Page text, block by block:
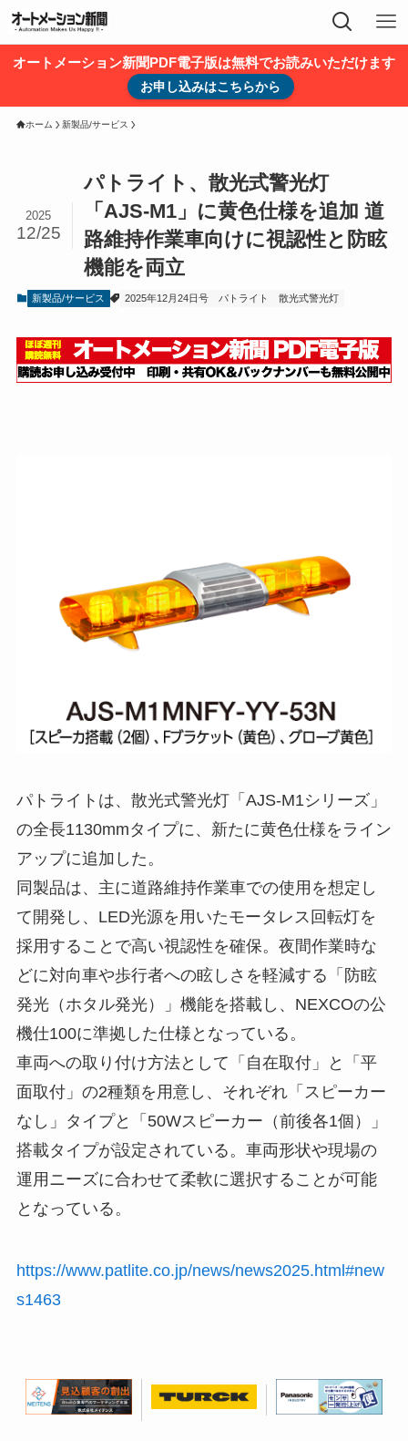
オートメーション新聞PDF電子版は無料でお読みいただけます
お申し込みはこちらから
ホーム 新製品/サービス
パトライト、散光式警光灯
「AJS-M1」に黄色仕様を追加 道
路維持作業車向けに視認性と防眩
機能を両立
2025
12/25
新製品/サービス 2025年12月24日号 パトライト 散光式警光灯
パトライトは、散光式警光灯「AJS-M1シリーズ」
の全長1130mmタイプに、新たに黄色仕様をライン
アップに追加した。
同製品は、主に道路維持作業車での使用を想定し
て開発し、LED光源を用いたモータレス回転灯を
採用することで高い視認性を確保。夜間作業時な
どに対向車や歩行者への眩しさを軽減する「防眩
発光（ホタル発光）」機能を搭載し、NEXCOの公
機仕100に準拠した仕様となっている。
車両への取り付け方法として「自在取付」と「平
面取付」の2種類を用意し、それぞれ「スピーカー
なし」タイプと「50Wスピーカー（前後各1個）」
搭載タイプが設定されている。車両形状や現場の
運用ニーズに合わせて柔軟に選択することが可能
となっている。
https://www.patlite.co.jp/news/news2025.html#new
s1463